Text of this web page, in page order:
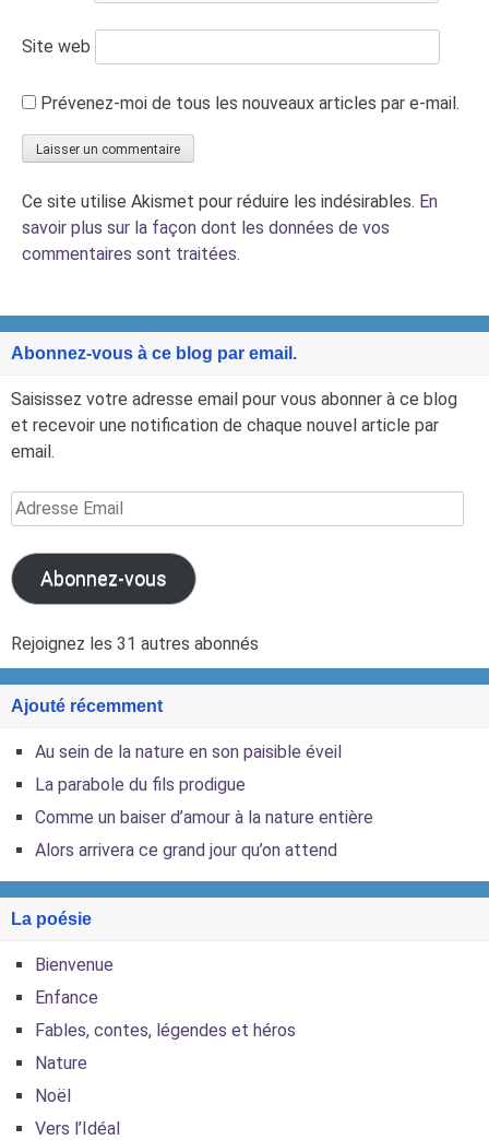
Site web
Prévenez-moi de tous les nouveaux articles par e-mail.
Ce site utilise Akismet pour réduire les indésirables. En
savoir plus sur la façon dont les données de vos
commentaires sont traitées.
Abonnez-vous à ce blog par email.
Saisissez votre adresse email pour vous abonner à ce blog
et recevoir une notification de chaque nouvel article par
email.
Adresse
Email
Abonnez-vous
Rejoignez les 31 autres abonnés
Ajouté récemment
Au sein de la nature en son paisible éveil
La parabole du fils prodigue
Comme un baiser d’amour à la nature entière
Alors arrivera ce grand jour qu’on attend
La poésie
Bienvenue
Enfance
Fables, contes, légendes et héros
Nature
Noël
Vers l’Idéal